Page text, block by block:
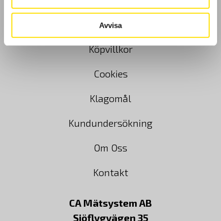
Avvisa
GDPR
Köpvillkor
Cookies
Klagomål
Kundundersökning
Om Oss
Kontakt
CA Mätsystem AB
Sjöflygvägen 35